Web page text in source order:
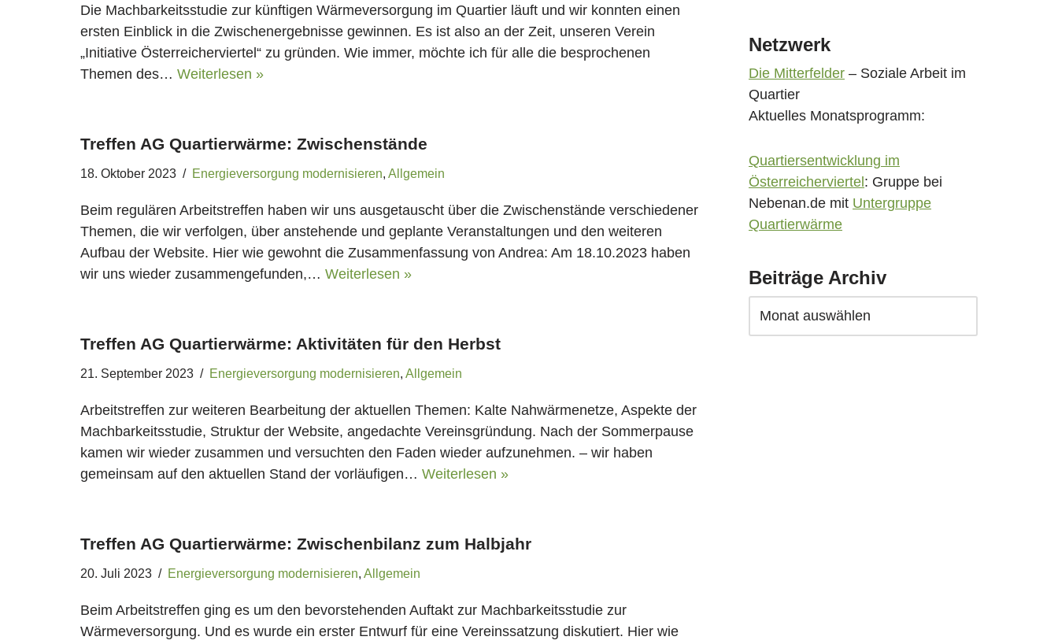
Die Machbarkeitsstudie zur künftigen Wärmeversorgung im Quartier läuft und wir konnten einen
ersten Einblick in die Zwischenergebnisse gewinnen. Es ist also an der Zeit, unseren Verein
„Initiative Österreicherviertel“ zu gründen. Wie immer, möchte ich für alle die besprochenen
Themen des… Weiterlesen »
Treffen AG Quartierwärme: Zwischenstände
18. Oktober 2023 Energieversorgung modernisieren, Allgemein
Beim regulären Arbeitstreffen haben wir uns ausgetauscht über die Zwischenstände verschiedener
Themen, die wir verfolgen, über anstehende und geplante Veranstaltungen und den weiteren
Aufbau der Website. Hier wie gewohnt die Zusammenfassung von Andrea: Am 18.10.2023 haben
wir uns wieder zusammengefunden,… Weiterlesen »
Treffen AG Quartierwärme: Aktivitäten für den Herbst
21. September 2023 Energieversorgung modernisieren, Allgemein
Arbeitstreffen zur weiteren Bearbeitung der aktuellen Themen: Kalte Nahwärmenetze, Aspekte der
Machbarkeitsstudie, Struktur der Website, angedachte Vereinsgründung. Nach der Sommerpause
kamen wir wieder zusammen und versuchten den Faden wieder aufzunehmen. – wir haben
gemeinsam auf den aktuellen Stand der vorläufigen… Weiterlesen »
Treffen AG Quartierwärme: Zwischenbilanz zum Halbjahr
20. Juli 2023 Energieversorgung modernisieren, Allgemein
Beim Arbeitstreffen ging es um den bevorstehenden Auftakt zur Machbarkeitsstudie zur
Wärmeversorgung. Und es wurde ein erster Entwurf für eine Vereinssatzung diskutiert. Hier wie
Netzwerk
Die Mitterfelder – Soziale Arbeit im
Quartier
Aktuelles Monatsprogramm:
Quartiersentwicklung im
Österreicherviertel : Gruppe bei
Nebenan.de mit Untergruppe
Quartierwärme
Beiträge Archiv